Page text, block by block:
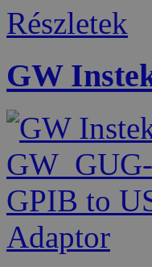
Részletek
GW